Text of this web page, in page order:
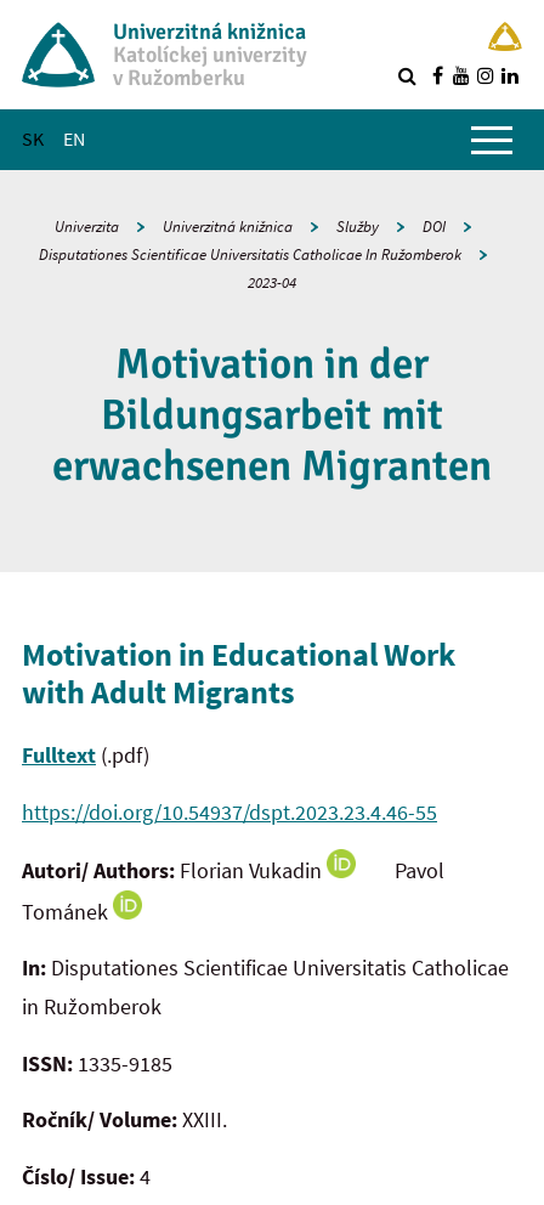
Univerzitná knižnica
Katolíckej univerzity
v Ružomberku
SK EN
Hlavné menu
Univerzita Univerzitná knižnica Služby
DOI
Disputationes Scientificae Universitatis Catholicae In Ružomberok
2023-04
Motivation in der
Bildungsarbeit mit
erwachsenen Migranten
Motivation in Educational Work
with Adult Migrants
Fulltext (.pdf)
https://doi.org/10.54937/dspt.2023.23.4.46-55
Autori/ Authors: Florian Vukadin
Pavol
Tománek
In: Disputationes Scientificae Universitatis Catholicae
in Ružomberok
ISSN: 1335-9185
Ročník/ Volume:XXIII.
Číslo/ Issue:4